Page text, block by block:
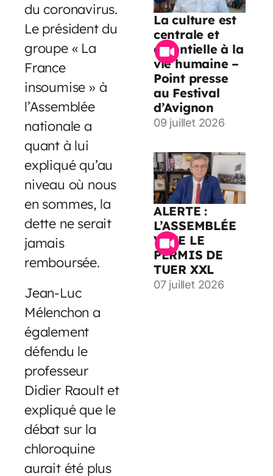
du coronavirus.
Le président du
groupe « La
France
insoumise » à
l’Assemblée
nationale a
quant à lui
expliqué qu’au
niveau où nous
en sommes, la
dette ne serait
jamais
remboursée.
Jean-Luc
Mélenchon a
également
défendu le
professeur
Didier Raoult et
expliqué que le
débat sur la
chloroquine
aurait été plus
La culture est
centrale et
essentielle à la
vie humaine –
Point presse
au Festival
d’Avignon
09 juillet 2026
ALERTE :
L’ASSEMBLÉE
VOTE LE
PERMIS DE
TUER XXL
07 juillet 2026